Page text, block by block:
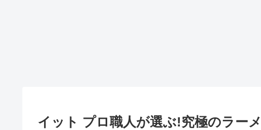
イット プロ職人が選ぶ!究極のラー